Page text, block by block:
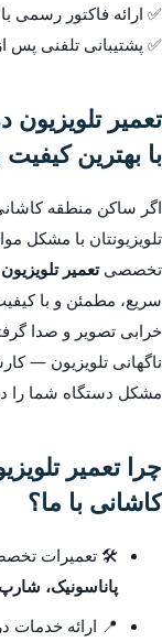
✅ ارائه فاکتور رسمی
✅ پشتیبانی تلفنی پس
تعمیر
با بهترین
اگر ساکن منطقه
تلویزیونتان با مشکل
تخصصیتعمیر
سریع، مطمئن و با
خرابی تصویر و صدا
ناگهانی تلویزیون —
مشکل دستگاه شما را
چرا تعمیر
کاشانی با ما؟
🛠️ تعمیرات
پاناسونیک،
📍 ارائه خدمات